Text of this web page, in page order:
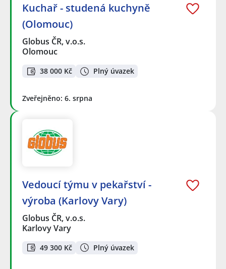
Kuchař - studená kuchyně
(Olomouc)
Globus ČR, v.o.s.
Olomouc
38 000 Kč Plný úvazek
Zveřejněno: 6. srpna
Vedoucí týmu v pekařství -
výroba (Karlovy Vary)
Globus ČR, v.o.s.
Karlovy Vary
49 300 Kč Plný úvazek